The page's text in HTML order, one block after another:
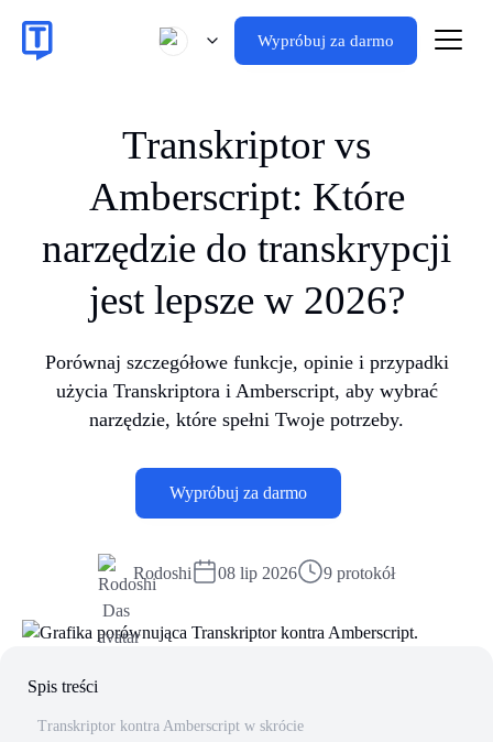
Wypróbuj za darmo
Transkriptor vs
Amberscript: Które
narzędzie do transkrypcji
jest lepsze w 2026?
Porównaj szczegółowe funkcje, opinie i przypadki
użycia Transkriptora i Amberscript, aby wybrać
narzędzie, które spełni Twoje potrzeby.
Wypróbuj za darmo
Rodoshi 08 lip 2026 9 protokół
Spis treści
Transkriptor kontra Amberscript w skrócie